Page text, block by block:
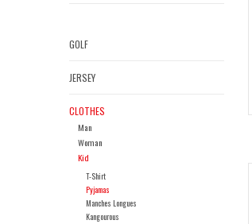
GOLF
JERSEY
CLOTHES
Man
Woman
Kid
T-Shirt
Pyjamas
Manches Longues
Kangourous